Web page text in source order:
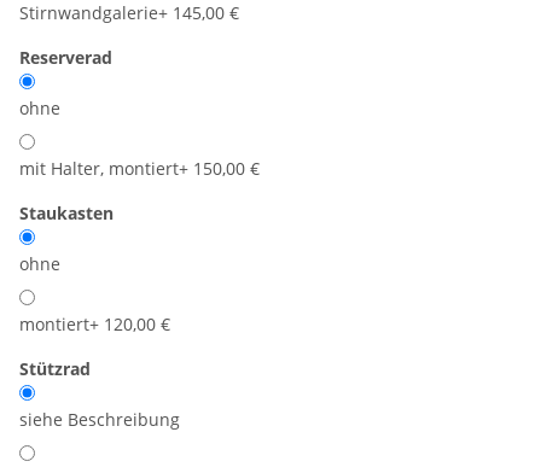
Stirnwandgalerie+ 145,00 €
Reserverad
ohne
mit Halter, montiert+ 150,00 €
Staukasten
ohne
montiert+ 120,00 €
Stützrad
siehe Beschreibung